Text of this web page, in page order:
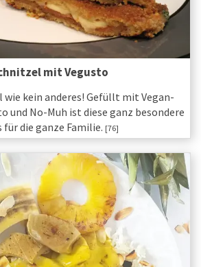
mit Vegusto
wie kein anderes! Gefüllt mit Vegan-
und No-Muh ist diese ganz besondere
die ganze Familie. [76]